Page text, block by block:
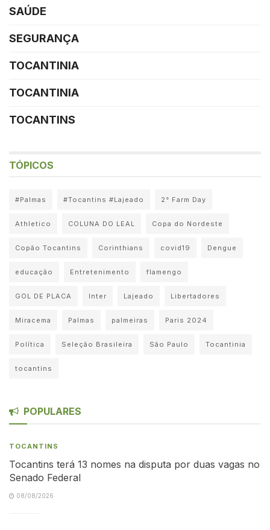
SAÚDE
SEGURANÇA
TOCANTINIA
TOCANTINIA
TOCANTINS
TÓPICOS
#Palmas #Tocantins #Lajeado 2° Farm Day
Athletico COLUNA DO LEAL Copa do Nordeste
Copão Tocantins Corinthians covid19 Dengue
educação Entretenimento flamengo
GOL DE PLACA Inter Lajeado Libertadores
Miracema Palmas palmeiras Paris 2024
Política Seleção Brasileira São Paulo Tocantinia
tocantins
POPULARES
TOCANTINS
Tocantins terá 13 nomes na disputa por duas vagas no
Senado Federal
08/08/2026